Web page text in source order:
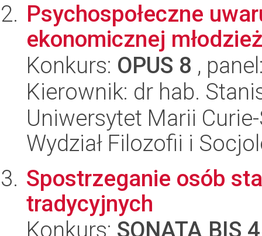
Psychospołeczne
ekonomicznej
Konkurs: OPUS 8 ,
Kierownik: dr hab.
Uniwersytet Marii
Wydział Filozofii i
Spostrzeganie osób
tradycyjnych
Konkurs: SONATA BIS 4